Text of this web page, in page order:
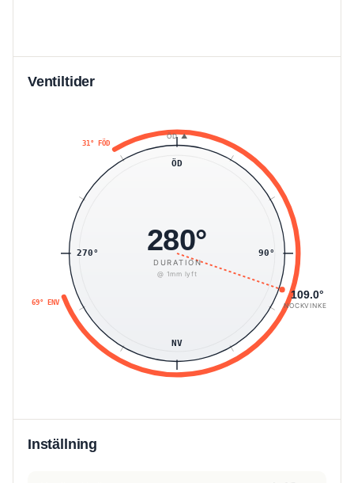
Ventiltider
ÖD
90°
NV
270°
109.0°
NOCKVINKEL
31° FÖD
69° ENV
280°
DURATION
@ 1mm lyft
ÖD ▲
Inställning